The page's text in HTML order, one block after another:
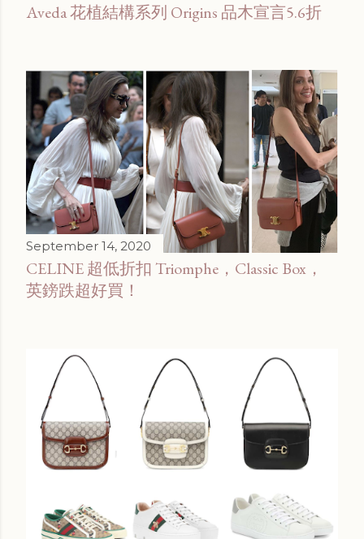
Aveda 花植結構系列 Origins 品木宣言5.6折
September 14, 2020
CELINE 超低折扣 Triomphe，Classic Box，
英鎊跌超好買！